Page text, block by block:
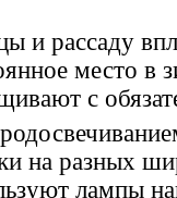
и рассаду
место в
с
на разных
лампы